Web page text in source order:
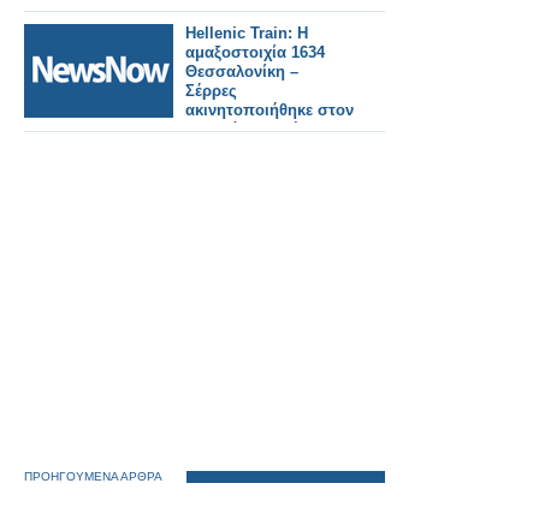
Hellenic Train: Η
αμαξοστοιχία 1634
Θεσσαλονίκη –
Σέρρες
ακινητοποιήθηκε στον
Σταθμό Μουριές,
ΠΡΟΗΓΟΥΜΕΝΑ ΑΡΘΡΑ